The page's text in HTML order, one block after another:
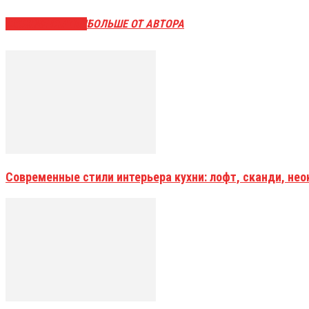
БОЛЬШЕ ОТ АВТОРА
Современные стили интерьера кухни: лофт, сканди,